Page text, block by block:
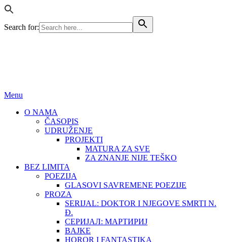
Search for:
Menu
O NAMA
ČASOPIS
UDRUŽENJE
PROJEKTI
MATURA ZA SVE
ZA ZNANJE NIJE TEŠKO
BEZ LIMITA
POEZIJA
GLASOVI SAVREMENE POEZIJE
PROZA
SERIJAL: DOKTOR I NJEGOVE SMRTI N.
Đ.
СЕРИЈАЛ: МАРТИРИЈ
BAJKE
HOROR I FANTASTIKA